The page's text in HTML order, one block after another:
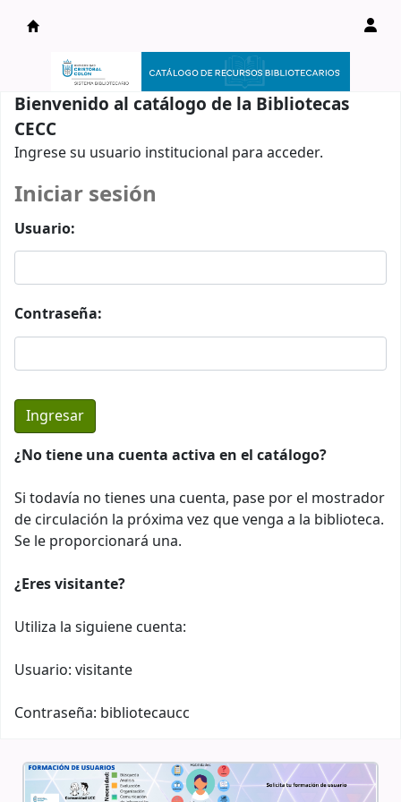
Catálogo en línea
Bienvenido al catálogo de la Bibliotecas
CECC
Ingrese su usuario institucional para acceder.
Iniciar sesión
Usuario:
Contraseña:
¿No tiene una cuenta activa en el catálogo?
Si todavía no tienes una cuenta, pase por el mostrador
de circulación la próxima vez que venga a la biblioteca.
Se le proporcionará una.
¿Eres visitante?
Utiliza la siguiene cuenta:
Usuario: visitante
Contraseña: bibliotecaucc